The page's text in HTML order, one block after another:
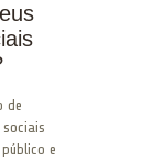
de
e